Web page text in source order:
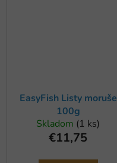
EasyFish Listy moruše
100g
Skladom (1 ks)
€11,75